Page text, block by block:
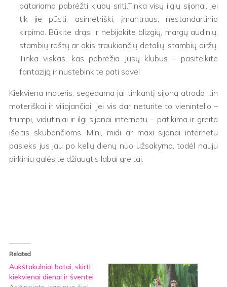
patariama pabrėžti klubų sritį.Tinka visų ilgių sijonai, jei
tik jie pūsti, asimetriški, įmantraus, nestandartinio
kirpimo. Būkite drąsi ir nebijokite blizgių, margų audinių,
stambių raštų ar akis traukiančių detalių, stambių diržų.
Tinka viskas, kas pabrėžia Jūsų klubus – pasitelkite
fantaziją ir nustebinkite pati save!
Kiekviena moteris, segėdama jai tinkantį sijoną atrodo itin
moteriškai ir viliojančiai. Jei vis dar neturite to vienintelio –
trumpi, vidutiniai ir ilgi sijonai internetu – patikima ir greita
išeitis skubančioms. Mini, midi ar maxi sijonai internetu
pasieks jus jau po kelių dienų nuo užsakymo, todėl nauju
pirkiniu galėsite džiaugtis labai greitai.
Related
Aukštakulniai batai, skirti
kiekvienai dienai ir šventei